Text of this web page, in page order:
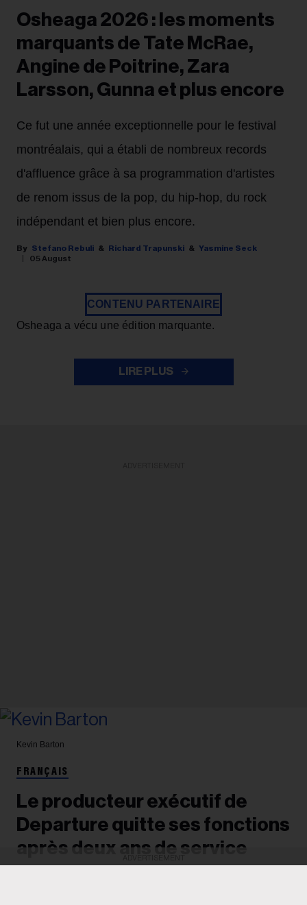
Osheaga 2026 : les moments
marquants de Tate McRae,
Angine de Poitrine, Zara
Larsson, Gunna et plus encore
Ce fut une année exceptionnelle pour le festival
montréalais, qui a établi de nombreux records
d'affluence grâce à sa programmation d'artistes
de renom issus de la pop, du hip-hop, du rock
indépendant et bien plus encore.
Stefano Rebuli Richard Trapunski
Yasmine Seck
05 August
CONTENU PARTENAIRE
Osheaga a vécu une édition marquante.
LIRE PLUS
Kevin Barton
FRANÇAIS
Le producteur exécutif de
Departure quitte ses fonctions
après deux ans de service